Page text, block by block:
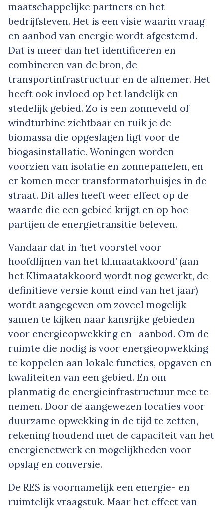
maatschappelijke partners en het
bedrijfsleven. Het is een visie waarin vraag
en aanbod van energie wordt afgestemd.
Dat is meer dan het identificeren en
combineren van de bron, de
transportinfrastructuur en de afnemer. Het
heeft ook invloed op het landelijk en
stedelijk gebied. Zo is een zonneveld of
windturbine zichtbaar en ruik je de
biomassa die opgeslagen ligt voor de
biogasinstallatie. Woningen worden
voorzien van isolatie en zonnepanelen, en
er komen meer transformatorhuisjes in de
straat. Dit alles heeft weer effect op de
waarde die een gebied krijgt en op hoe
partijen de energietransitie beleven.
Vandaar dat in ‘het voorstel voor
hoofdlijnen van het klimaatakkoord’ (aan
het Klimaatakkoord wordt nog gewerkt, de
definitieve versie komt eind van het jaar)
wordt aangegeven om zoveel mogelijk
samen te kijken naar kansrijke gebieden
voor energieopwekking en -aanbod. Om de
ruimte die nodig is voor energieopwekking
te koppelen aan lokale functies, opgaven en
kwaliteiten van een gebied. En om
planmatig de energieinfrastructuur mee te
nemen. Door de aangewezen locaties voor
duurzame opwekking in de tijd te zetten,
rekening houdend met de capaciteit van het
energienetwerk en mogelijkheden voor
opslag en conversie.
De RES is voornamelijk een energie- en
ruimtelijk vraagstuk. Maar het effect van